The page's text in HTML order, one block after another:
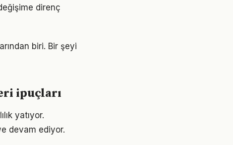
direnç
biri. Bir şeyi
ipuçları
yatıyor.
devam ediyor.